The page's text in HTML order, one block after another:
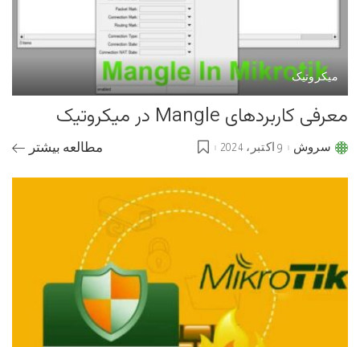
میکروتیک
معرفی کاربردهای Mangle در میکروتیک
Postedسروش 9 اکتبر، 2024 مطالعه بیشتر